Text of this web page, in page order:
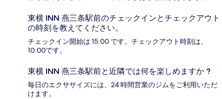
東横 INN 燕三条駅前のチェックインとチェックアウト
の時刻を教えてください。
チェックイン開始は 15:00 です。チェックアウト時刻は、
10:00です。
東横 INN 燕三条駅前と近隣では何を楽しめますか ?
毎日のエクササイズには、24 時間営業のジムをご利用いただ
けます。